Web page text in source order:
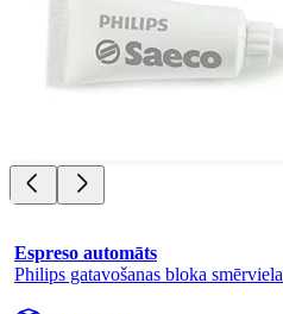
Espreso automāts
Philips gatavošanas bloka smērviela